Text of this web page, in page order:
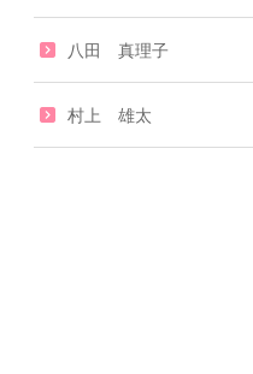
八田 真理子
村上 雄太